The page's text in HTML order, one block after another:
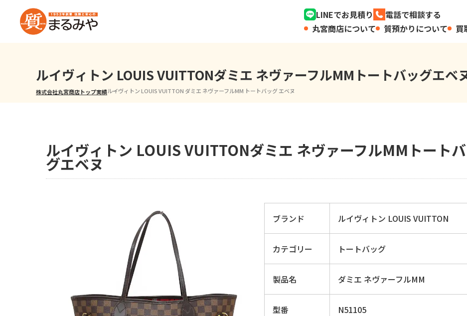
LINEでお見積り
電話で相談する
丸宮商店について
質預かりについて 買
ルイヴィトン LOUIS VUITTONダミエ ネヴァーフルMMトートバッグエベ
株式会社丸宮商店トップ⁩実績ルイヴィトン LOUIS VUITTON ダミエ ネヴァーフルMM トートバッグ エベヌ
ルイヴィトン LOUIS VUITTONダミエ ネヴァーフルMMトート
グエベヌ
ブランド ルイヴィトン LOUIS VUITTON
カテゴリー トートバッグ
製品名 ダミエ ネヴァーフルMM
型番 N51105